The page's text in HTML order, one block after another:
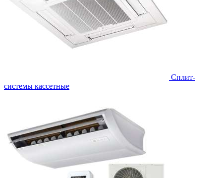
Сплит-
системы кассетные